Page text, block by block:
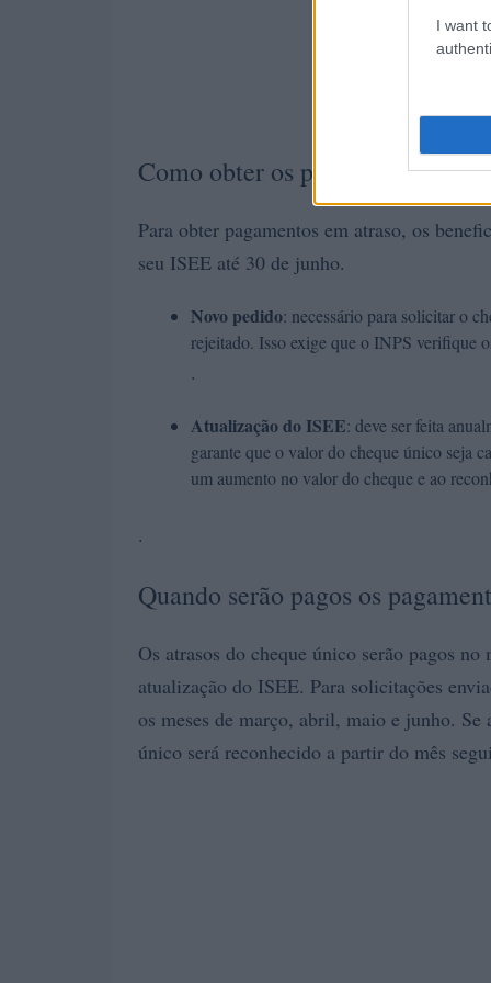
I want
Como obter os pagamentos em
Para obter pagamentos em atraso, os
seu ISEE até 30 de junho.
Novo pedido: necessário para solicitar o
rejeitado. Isso exige que o INPS verifique
.
Atualização do ISEE: deve ser feita
garante que o valor do cheque único seja
um aumento no valor do cheque e ao
.
Quando serão pagos os
Os atrasos do cheque único serão pagos
atualização do ISEE. Para solicitações
os meses de março, abril, maio e junho.
único será reconhecido a partir do mês